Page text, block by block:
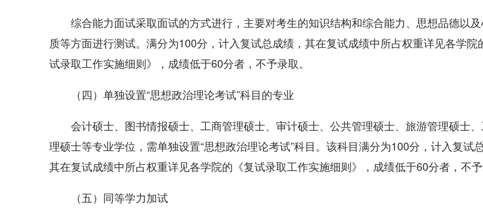
综合能力面试采取面试的方式进行，主要对考生的知识结构和综合能力、思想品德以
质等方面进行测试。满分为100分，计入复试总成绩，其在复试成绩中所占权重详见各学院
试录取工作实施细则》，成绩低于60分者，不予录取。
（四）单独设置“思想政治理论考试”科目的专业
会计硕士、图书情报硕士、工商管理硕士、审计硕士、公共管理硕士、旅游管理硕士
理硕士等专业学位，需单独设置“思想政治理论考试”科目。该科目满分为100分，计入复试
其在复试成绩中所占权重详见各学院的《复试录取工作实施细则》，成绩低于60分者，不予
（五）同等学力加试